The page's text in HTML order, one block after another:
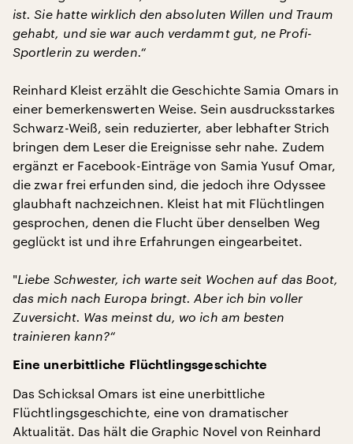
ist. Sie hatte wirklich den absoluten Willen und Traum
gehabt, und sie war auch verdammt gut, ne Profi-
Sportlerin zu werden.“
Reinhard Kleist erzählt die Geschichte Samia Omars in
einer bemerkenswerten Weise. Sein ausdrucksstarkes
Schwarz-Weiß, sein reduzierter, aber lebhafter Strich
bringen dem Leser die Ereignisse sehr nahe. Zudem
ergänzt er Facebook-Einträge von Samia Yusuf Omar,
die zwar frei erfunden sind, die jedoch ihre Odyssee
glaubhaft nachzeichnen. Kleist hat mit Flüchtlingen
gesprochen, denen die Flucht über denselben Weg
geglückt ist und ihre Erfahrungen eingearbeitet.
"Liebe Schwester, ich warte seit Wochen auf das Boot,
das mich nach Europa bringt. Aber ich bin voller
Zuversicht. Was meinst du, wo ich am besten
trainieren kann?“
Eine unerbittliche Flüchtlingsgeschichte
Das Schicksal Omars ist eine unerbittliche
Flüchtlingsgeschichte, eine von dramatischer
Aktualität. Das hält die Graphic Novel von Reinhard